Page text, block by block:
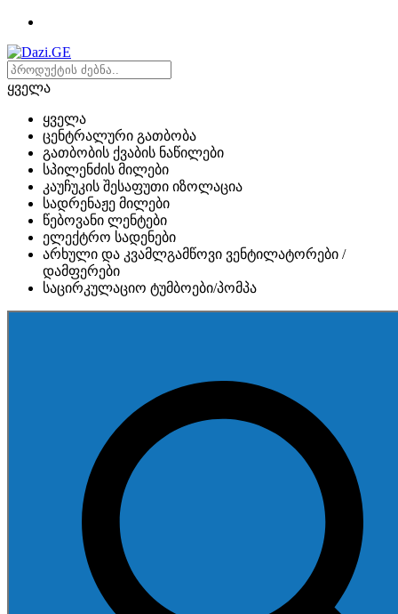
ყველა
ყველა
ცენტრალური გათბობა
გათბობის ქვაბის ნაწილები
სპილენძის მილები
კაუჩუკის შესაფუთი იზოლაცია
სადრენაჟე მილები
წებოვანი ლენტები
ელექტრო სადენები
არხული და კვამლგამწოვი ვენტილატორები /
დამფერები
საცირკულაციო ტუმბოები/პომპა